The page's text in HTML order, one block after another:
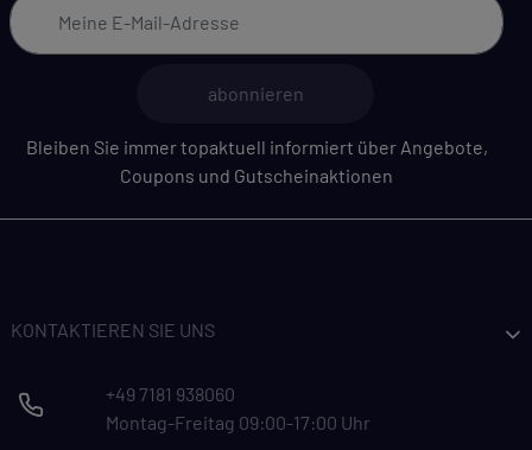
abonnieren
Bleiben Sie immer topaktuell informiert über Angebote,
Coupons und Gutscheinaktionen
KONTAKTIEREN SIE UNS
+49 7181 938060
Montag-Freitag 09:00-17:00 Uhr